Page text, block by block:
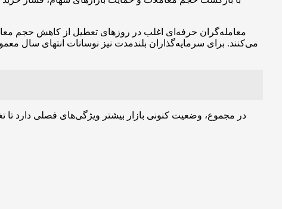
معامله‌گران حرفه‌ای اغلب در روزهای تعطیل از کاهش حجم
می‌کنند. برای سرمایه‌گذاران بلندمدت نیز نوسانات انتهای سال
در مجموع، وضعیت کنونی بازار بیشتر ویژگی‌های فصلی دارد تا